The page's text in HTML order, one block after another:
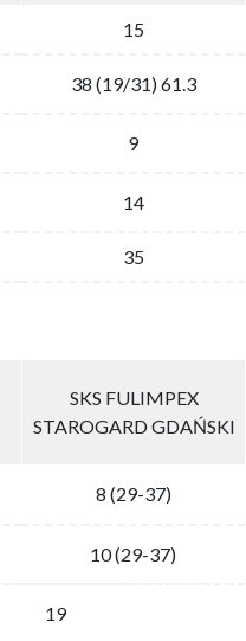
15
38 (19/31) 61.3
9
14
35
SKS FULIMPEX
STAROGARD GDAŃSKI
8 (29-37)
10 (29-37)
19